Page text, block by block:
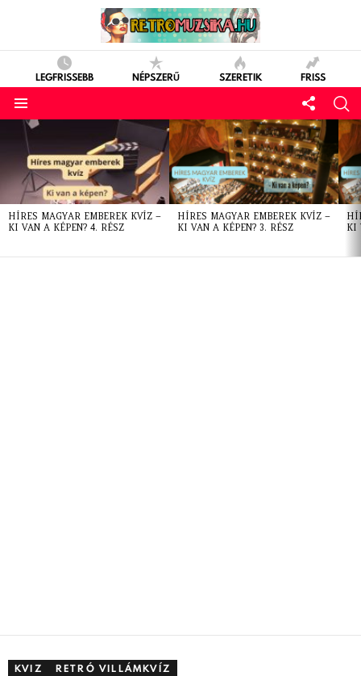
LEGFRISSEBB NÉPSZERŰ SZERETIK FRISS
LATEST
STORIES
HÍRES MAGYAR EMBEREK KVÍZ –
KI VAN A KÉPEN? 4. RÉSZ
HÍRES MAGYAR EMBEREK KVÍZ –
KI VAN A KÉPEN? 3. RÉSZ
KI
KVIZ RETRÓ VILLÁMKVÍZ